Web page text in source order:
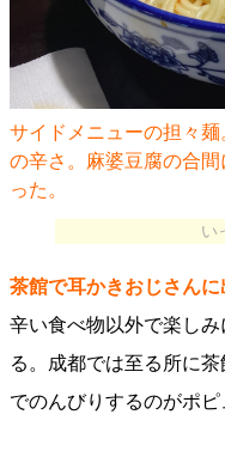
サイドメニューの担々麺
の辛さ。麻婆豆腐の合
った。
い
茶館で耳かきおじさんに
辛い食べ物以外で楽し
る。成都では至る所に
でのんびりするのがポピ